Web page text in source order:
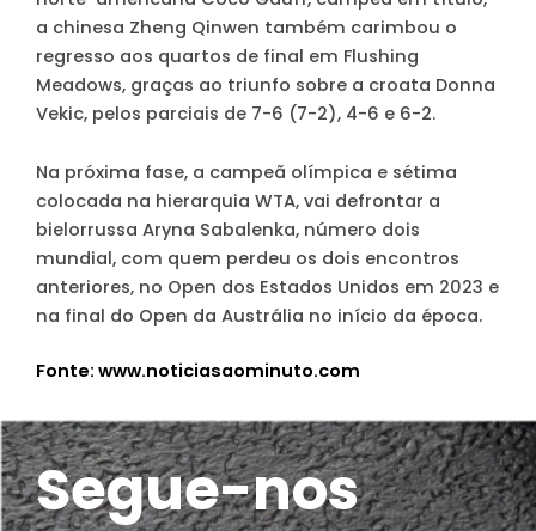
a chinesa Zheng Qinwen também carimbou o
regresso aos quartos de final em Flushing
Meadows, graças ao triunfo sobre a croata Donna
Vekic, pelos parciais de 7-6 (7-2), 4-6 e 6-2.
Na próxima fase, a campeã olímpica e sétima
colocada na hierarquia WTA, vai defrontar a
bielorrussa Aryna Sabalenka, número dois
mundial, com quem perdeu os dois encontros
anteriores, no Open dos Estados Unidos em 2023 e
na final do Open da Austrália no início da época.
Fonte: www.noticiasaominuto.com
Segue-nos